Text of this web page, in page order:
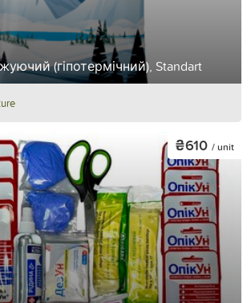
(гіпотермічний), Standart
₴610 / unit